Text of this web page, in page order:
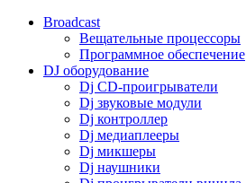
Broadcast
Вещательные процессоры
Программное обеспечение
DJ оборудование
Dj CD-проигрыватели
Dj звуковые модули
Dj контроллер
Dj медиаплееры
Dj микшеры
Dj наушники